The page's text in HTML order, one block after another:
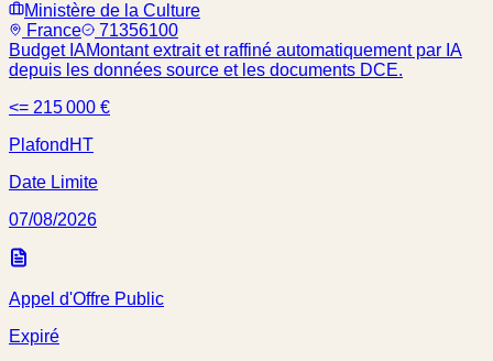
Ministère de la Culture
France
71356100
Budget IAMontant extrait et raffiné automatiquement par IA
depuis les données source et les documents DCE.
<= 215 000 €
Plafond HT
Date Limite
07/08/2026
Appel d'Offre Public
Expiré